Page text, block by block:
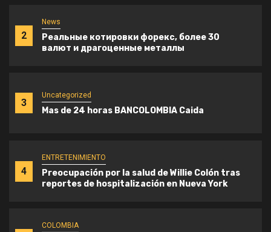
2
News
Реальные котировки форекс, более 30
валют и драгоценные металлы
3
Uncategorized
Mas de 24 horas BANCOLOMBIA Caida
4
ENTRETENIMIENTO
Preocupación por la salud de Willie Colón tras
reportes de hospitalización en Nueva York
COLOMBIA